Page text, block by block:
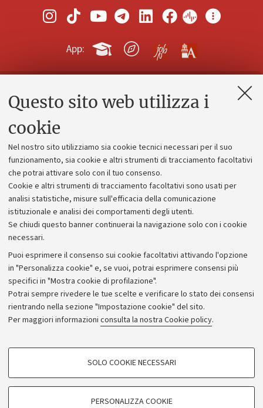
Questo sito web utilizza i
cookie
Nel nostro sito utilizziamo sia cookie tecnici necessari per il suo
funzionamento, sia cookie e altri strumenti di tracciamento facoltativi
che potrai attivare solo con il tuo consenso.
Cookie e altri strumenti di tracciamento facoltativi sono usati per
analisi statistiche, misure sull'efficacia della comunicazione
istituzionale e analisi dei comportamenti degli utenti.
Se chiudi questo banner continuerai la navigazione solo con i cookie
necessari.
Puoi esprimere il consenso sui cookie facoltativi attivando l'opzione
in "Personalizza cookie" e, se vuoi, potrai esprimere consensi più
specifici in "Mostra cookie di profilazione".
Potrai sempre rivedere le tue scelte e verificare lo stato dei consensi
rientrando nella sezione "Impostazione cookie" del sito.
Per maggiori informazioni consulta la nostra Cookie policy.
COOKIE DI PROFILAZIONE - FACOLTATIVI
SOLO COOKIE NECESSARI
PERSONALIZZA COOKIE
App:
Contatti e PEC
Alumni community
Piano strategico
Bilanci
Donazioni e 5x1000
Merchandising - UniboStore
Bandi, gare e concorsi
Albo online
Amministrazione trasparente
Atti di notifica
Informazioni sul sito e accessibilità
Dichiarazione di accessibilità
Privacy e note legali
Impostazioni Cookie